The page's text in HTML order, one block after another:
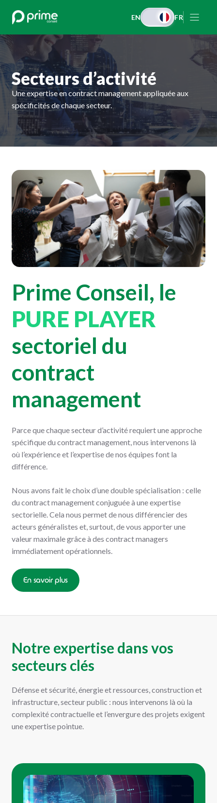
EN FR
Secteurs d’activité
Une expertise en contract management appliquée aux
spécificités de chaque secteur.
Prime Conseil, le
PURE PLAYER
sectoriel du
contract
management
Parce que chaque secteur d’activité requiert une approche
spécifique du contract management, nous intervenons là
où l’expérience et l’expertise de nos équipes font la
différence.
Nous avons fait le choix d’une double spécialisation : celle
du contract management conjuguée à une expertise
sectorielle. Cela nous permet de nous différencier des
acteurs généralistes et, surtout, de vous apporter une
valeur maximale grâce à des contract managers
immédiatement opérationnels.
En savoir plus
Notre expertise dans vos
secteurs clés
Défense et sécurité, énergie et ressources, construction et
infrastructure, secteur public : nous intervenons là où la
complexité contractuelle et l’envergure des projets exigent
une expertise pointue.